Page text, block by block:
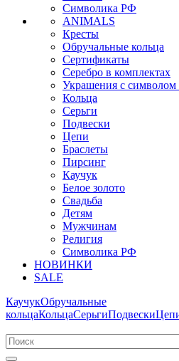
Символика РФ
ANIMALS
Кресты
Обручальные кольца
Сертификаты
Серебро в комплектах
Украшения с
Кольца
Серьги
Подвески
Цепи
Браслеты
Пирсинг
Каучук
Белое золото
Свадьба
Детям
Мужчинам
Религия
Символика РФ
НОВИНКИ
SALE
КаучукОбручальные
кольцаКольцаСерьгиПодвески